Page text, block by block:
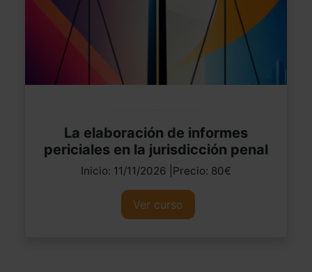
La elaboración de informes
periciales en la jurisdicción penal
Inicio: 11/11/2026 |Precio: 80€
Ver curso